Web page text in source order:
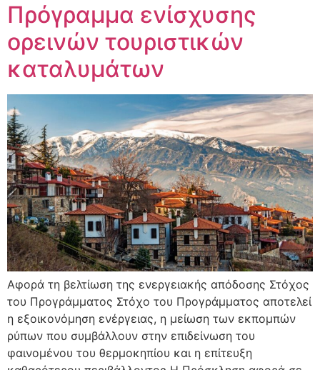
Πρόγραμμα ενίσχυσης
ορεινών τουριστικών
καταλυμάτων
Αφορά τη βελτίωση της ενεργειακής απόδοσης Στόχος
του Προγράμματος Στόχο του Προγράμματος αποτελεί
η εξοικονόμηση ενέργειας, η μείωση των εκπομπών
ρύπων που συμβάλλουν στην επιδείνωση του
φαινομένου του θερμοκηπίου και η επίτευξη